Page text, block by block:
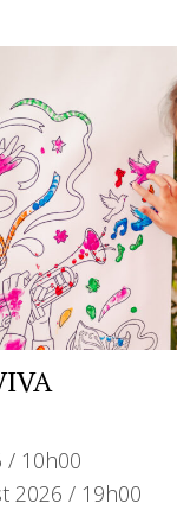
/ 10h00
2026 / 19h00